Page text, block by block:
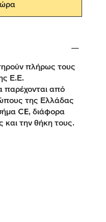
πλήρως τους
Ε.Ε.
από
της Ελλάδας
CE, διάφορα
και την θήκη τους.